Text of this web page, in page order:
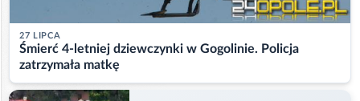
27 LIPCA
Śmierć 4-letniej dziewczynki w Gogolinie. Policja
zatrzymała matkę